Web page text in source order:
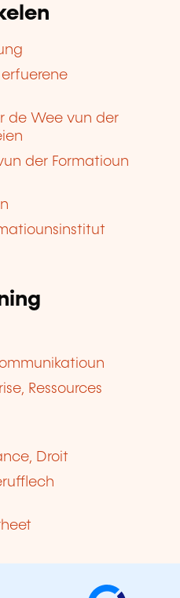
de Wee vun der
der Formatioun
Ressources
Droit